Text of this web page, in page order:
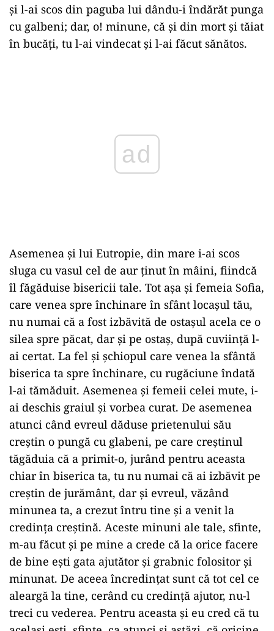
și l-ai scos din paguba lui dându-i îndărăt punga
cu galbeni; dar, o! minune, că și din mort și tăiat
în bucăți, tu l-ai vindecat și l-ai făcut sănătos.
Asemenea și lui Eutropie, din mare i-ai scos
sluga cu vasul cel de aur ținut în mâini, fiindcă
îl făgăduise bisericii tale. Tot așa și femeia Sofia,
care venea spre închinare în sfânt locașul tău,
nu numai că a fost izbăvită de ostașul acela ce o
silea spre păcat, dar și pe ostaș, după cuviință l-
ai certat. La fel și șchiopul care venea la sfântă
biserica ta spre închinare, cu rugăciune îndată
l-ai tămăduit. Asemenea și femeii celei mute, i-
ai deschis graiul și vorbea curat. De asemenea
atunci când evreul dăduse prietenului său
creștin o pungă cu glabeni, pe care creștinul
tăgăduia că a primit-o, jurând pentru aceasta
chiar în biserica ta, tu nu numai că ai izbăvit pe
creștin de jurământ, dar și evreul, văzând
minunea ta, a crezut întru tine și a venit la
credința creștină. Aceste minuni ale tale, sfinte,
m-au făcut și pe mine a crede că la orice facere
de bine ești gata ajutător și grabnic folositor și
minunat. De aceea încredințat sunt că tot cel ce
aleargă la tine, cerând cu credință ajutor, nu-l
treci cu vederea. Pentru aceasta și eu cred că tu